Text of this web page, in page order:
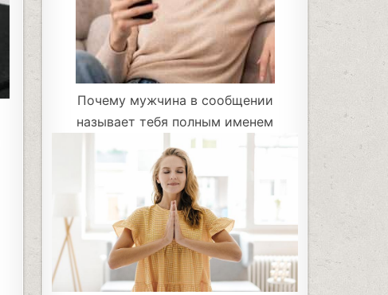
Почему мужчина в сообщении
называет тебя полным именем